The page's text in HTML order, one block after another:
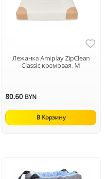
Лежанка Amiplay ZipClean
Classic кремовая, M
80.60 BYN
В Корзину